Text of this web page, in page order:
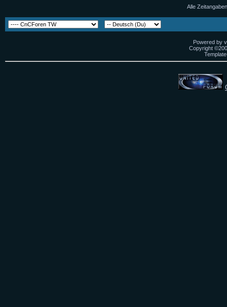
Alle
Powered by
Copyright